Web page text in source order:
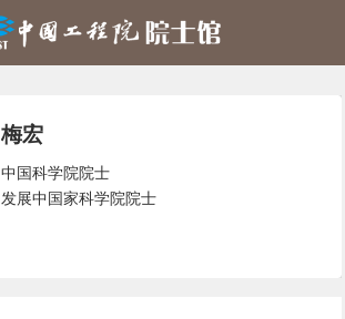
梅宏
中国科学院院士
发展中国家科学院院士